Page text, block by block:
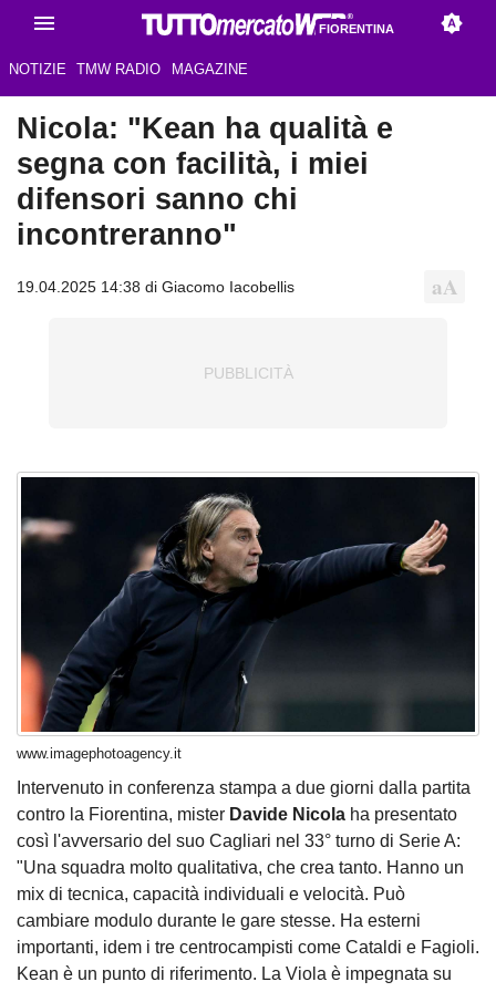
FIORENTINA
NOTIZIE TMW RADIO MAGAZINE
Nicola: "Kean ha qualità e
segna con facilità, i miei
difensori sanno chi
incontreranno"
19.04.2025 14:38 di Giacomo Iacobellis
www.imagephotoagency.it
Intervenuto in conferenza stampa a due giorni dalla partita
contro la Fiorentina, mister Davide Nicola ha presentato
così l'avversario del suo Cagliari nel 33° turno di Serie A:
"Una squadra molto qualitativa, che crea tanto. Hanno un
mix di tecnica, capacità individuali e velocità. Può
cambiare modulo durante le gare stesse. Ha esterni
importanti, idem i tre centrocampisti come Cataldi e Fagioli.
Kean è un punto di riferimento. La Viola è impegnata su